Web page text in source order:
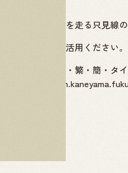
奥会津金山町町内を走る只見線
旅の準備にぜひご活用ください。
全５言語（日・英・繁・簡・タ
https://